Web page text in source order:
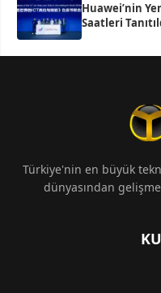
Huawei’nin
Saatleri
Türkiye'nin en büyük
dünyasından